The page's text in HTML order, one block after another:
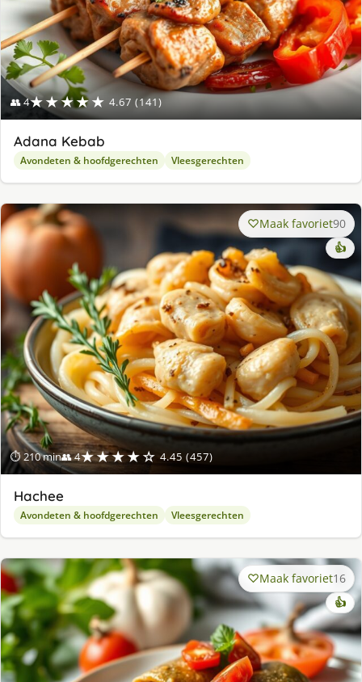
👥 4★★★★★ 4.67 (141)
Adana Kebab
Avondeten & hoofdgerechten Vleesgerechten
⏱ 210 min👥 4★★★★☆ 4.45 (457)
Maak favoriet90
👍
Hachee
Avondeten & hoofdgerechten Vleesgerechten
Maak favoriet16
👍